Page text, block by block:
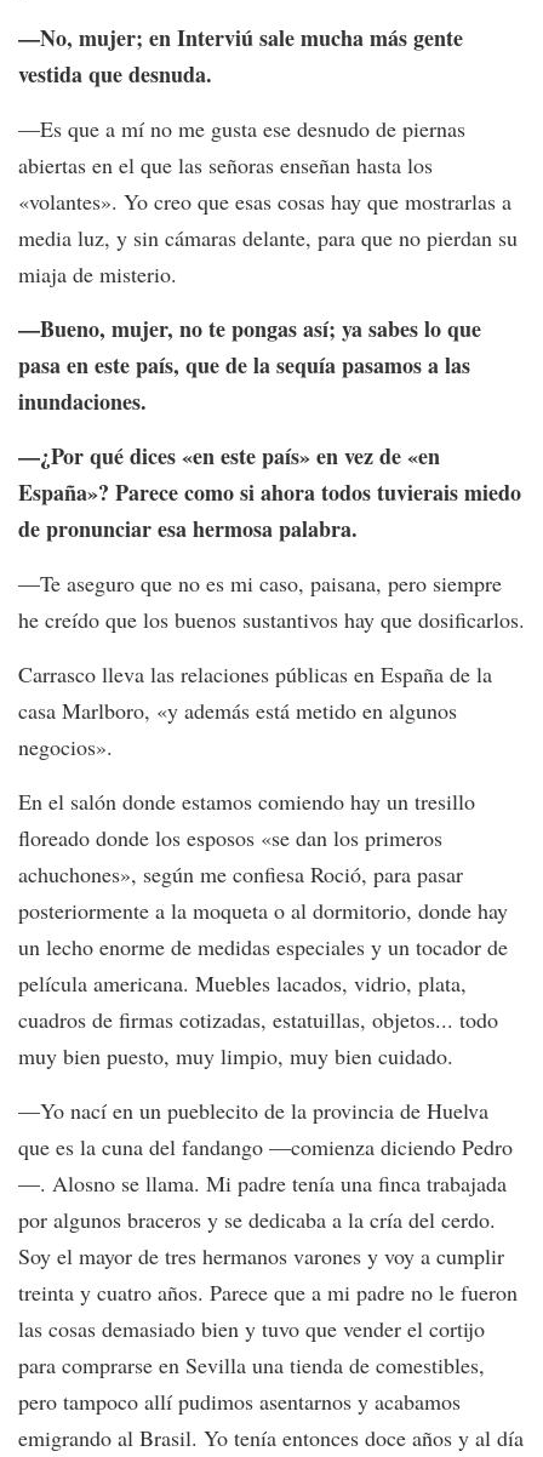
—No, mujer; en Interviú sale mucha más gente
vestida que desnuda.
—Es que a mí no me gusta ese desnudo de piernas
abiertas en el que las señoras enseñan hasta los
«volantes». Yo creo que esas cosas hay que mostrarlas a
media luz, y sin cámaras delante, para que no pierdan su
miaja de misterio.
—Bueno, mujer, no te pongas así; ya sabes lo que
pasa en este país, que de la sequía pasamos a las
inundaciones.
—¿Por qué dices «en este país» en vez de «en
España»? Parece como si ahora todos tuvierais miedo
de pronunciar esa hermosa palabra.
—Te aseguro que no es mi caso, paisana, pero siempre
he creído que los buenos sustantivos hay que dosificarlos.
Carrasco lleva las relaciones públicas en España de la
casa Marlboro, «y además está metido en algunos
negocios».
En el salón donde estamos comiendo hay un tresillo
floreado donde los esposos «se dan los primeros
achuchones», según me confiesa Roció, para pasar
posteriormente a la moqueta o al dormitorio, donde hay
un lecho enorme de medidas especiales y un tocador de
película americana. Muebles lacados, vidrio, plata,
cuadros de firmas cotizadas, estatuillas, objetos... todo
muy bien puesto, muy limpio, muy bien cuidado.
—Yo nací en un pueblecito de la provincia de Huelva
que es la cuna del fandango —comienza diciendo Pedro
—. Alosno se llama. Mi padre tenía una finca trabajada
por algunos braceros y se dedicaba a la cría del cerdo.
Soy el mayor de tres hermanos varones y voy a cumplir
treinta y cuatro años. Parece que a mi padre no le fueron
las cosas demasiado bien y tuvo que vender el cortijo
para comprarse en Sevilla una tienda de comestibles,
pero tampoco allí pudimos asentarnos y acabamos
emigrando al Brasil. Yo tenía entonces doce años y al día